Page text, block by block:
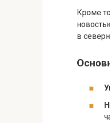
Кроме
в